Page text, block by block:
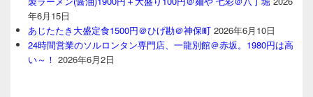
年6月15日
あじたたき大盛定食1500円＠ひげ勘＠神保町 2026年6月10日
24時間営業のソルロンタン専門店、一龍別館＠赤坂。1980円は高
い～！ 2026年6月2日